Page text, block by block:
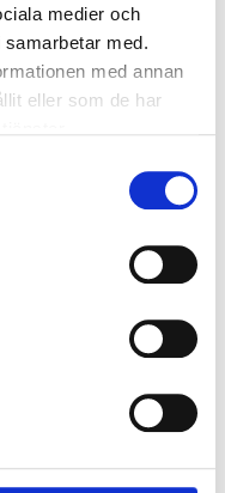
medier och
med.
med annan
eller som de har
m 3x1,0 mm2 + 2st
2x0,5 mm2 skärmad
Finns ett flertal
Mark